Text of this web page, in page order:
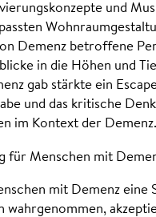
und
Demenz betroffene
in die Höhen und
gab stärkte ein
und das kritische
im Kontext der Demenz.
für Menschen mit
mit Demenz eine
wahrgenommen,